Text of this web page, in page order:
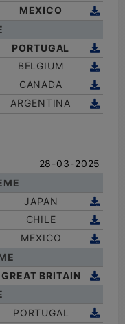
MEXICO
PORTUGAL
BELGIUM
CANADA
ARGENTINA
28-03-2025
JAPAN
CHILE
MEXICO
GREAT BRITAIN
PORTUGAL